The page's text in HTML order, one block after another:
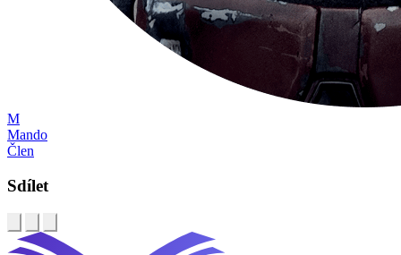
M
Mando
Člen
Sdílet